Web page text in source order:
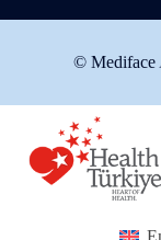
© Mediface